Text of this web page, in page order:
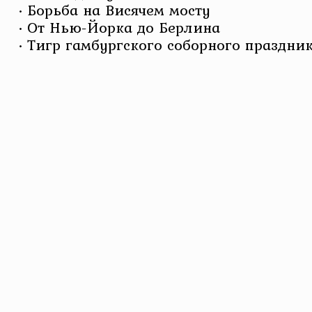
• Борьба на Висячем мосту
• От Нью-Йорка до Берлина
• Тигр гамбургского соборного